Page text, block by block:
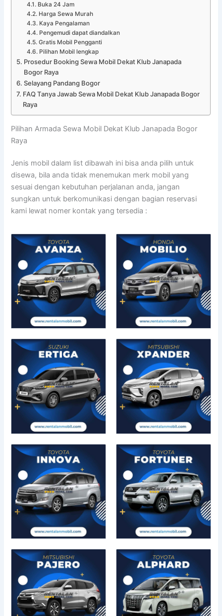
Buka 24 Jam
Harga Sewa Murah
Kaya Pengalaman
Pengemudi dapat diandalkan
Gratis Mobil Pengganti
Pilihan Mobil lengkap
Prosedur Booking Sewa Mobil Dekat Klub Janapada
Bogor Raya
Selayang Pandang Bogor
FAQ Tanya Jawab Sewa Mobil Dekat Klub Janapada Bogor
Raya
Pilihan Armada Sewa Mobil Dekat Klub Janapada Bogor
Raya
Jenis mobil dalam list dibawah ini bisa anda pilih untuk
disewa, bila anda tidak menemukan merk mobil yang
sesuai dengan kebutuhan perjalanan anda, jangan
sungkan untuk berkomunikasi dengan bagian reservasi
kami lewat nomer kontak yang tersedia :